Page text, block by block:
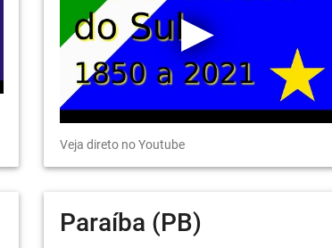
Veja direto no Youtube
Paraíba (PB)